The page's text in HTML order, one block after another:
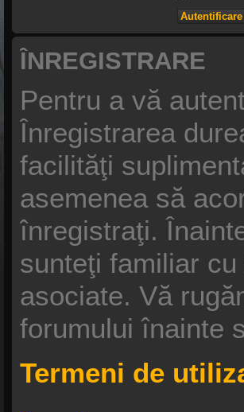
ÎNREGISTRARE
Pentru a vă
Înregistrarea
facilităţi
asemenea să
înregistraţi.
sunteţi familiar
asociate. Vă
forumului înainte
Termeni de